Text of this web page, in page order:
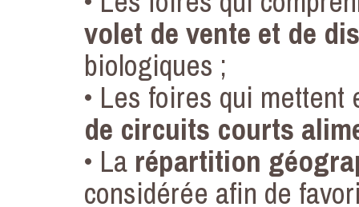
volet de vente et de
biologiques ;
• Les foires qui
de circuits courts
• La répartition
considérée afin de